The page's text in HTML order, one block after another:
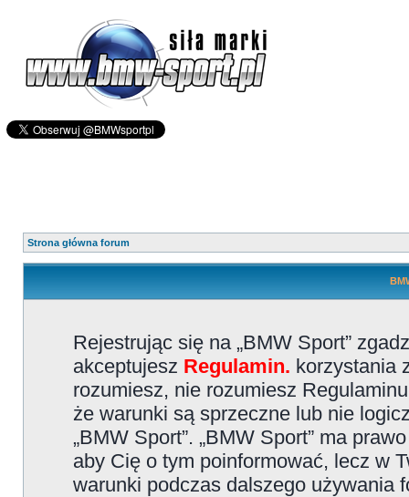
Strona główna forum
Rejestrując się na „BMW Sport”
akceptujesz Regulamin. korzystania
rozumiesz, nie rozumiesz
że warunki są sprzeczne lub nie
„BMW Sport”. „BMW Sport” ma
aby Cię o tym poinformować, lecz w
warunki podczas dalszego używania